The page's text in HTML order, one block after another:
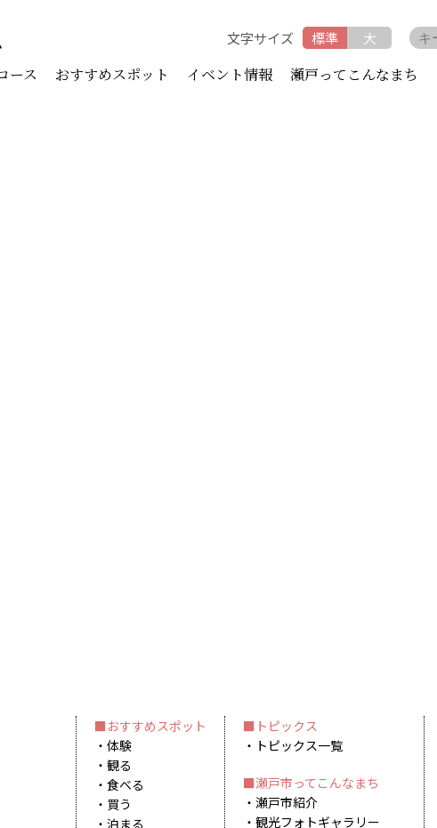
文字サイズ 標準 大
ース おすすめスポット イベント情報 瀬戸ってこんなまち
おすすめスポット
体験
観る
食べる
買う
泊まる
トピックス
トピックス一覧
瀬戸市ってこんなまち
瀬戸市紹介
観光フォトギャラリー